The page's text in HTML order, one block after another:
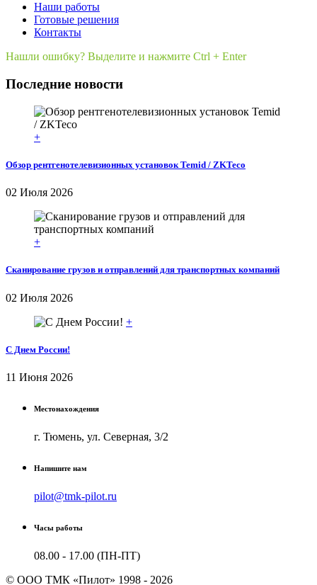
Наши работы
Готовые решения
Контакты
Нашли ошибку? Выделите и нажмите Ctrl + Enter
Последние новости
+
Обзор рентгенотелевизионных установок Temid / ZKTeco
02 Июля 2026
+
Сканирование грузов и отправлений для транспортных компаний
02 Июля 2026
+
С Днем России!
11 Июня 2026
Местонахождения
г. Тюмень, ул. Северная, 3/2
Напишите нам
pilot@tmk-pilot.ru
Часы работы
08.00 - 17.00 (ПН-ПТ)
© ООО ТМК «Пилот» 1998 - 2026